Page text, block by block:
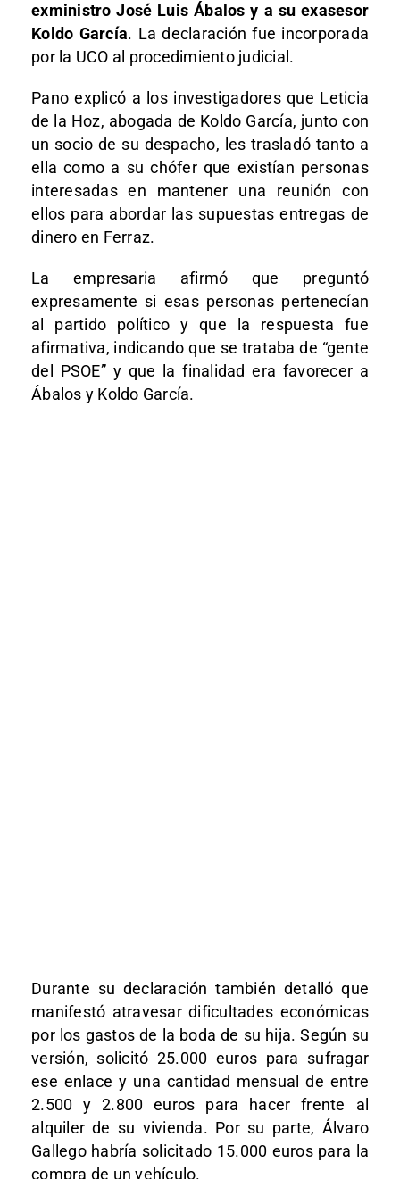
exministro José Luis Ábalos y a su exasesor
Koldo García. La declaración fue incorporada
por la UCO al procedimiento judicial.
Pano explicó a los investigadores que Leticia
de la Hoz, abogada de Koldo García, junto con
un socio de su despacho, les trasladó tanto a
ella como a su chófer que existían personas
interesadas en mantener una reunión con
ellos para abordar las supuestas entregas de
dinero en Ferraz.
La empresaria afirmó que preguntó
expresamente si esas personas pertenecían
al partido político y que la respuesta fue
afirmativa, indicando que se trataba de “gente
del PSOE” y que la finalidad era favorecer a
Ábalos y Koldo García.
Durante su declaración también detalló que
manifestó atravesar dificultades económicas
por los gastos de la boda de su hija. Según su
versión, solicitó 25.000 euros para sufragar
ese enlace y una cantidad mensual de entre
2.500 y 2.800 euros para hacer frente al
alquiler de su vivienda. Por su parte, Álvaro
Gallego habría solicitado 15.000 euros para la
compra de un vehículo.